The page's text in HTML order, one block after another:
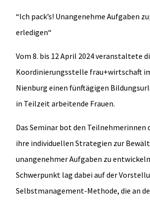
“Ich pack’s! Unangenehme Aufgaben
erledigen“
Vom 8. bis 12April 2024 veranstaltete
Koordinierungsstelle frau+wirtschaft
Nienburg einen fünftägigen
in Teilzeit arbeitende Frauen.
Das Seminar bot den Teilnehmerinnen
ihre individuellen Strategien zur
unangenehmer Aufgaben zu
Schwerpunkt lag dabei auf der
Selbstmanagement-Methode, die an